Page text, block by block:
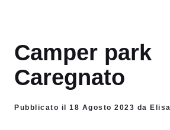
Camper park
Caregnato
Pubblicato il 18 Agosto 2023 da Elisa